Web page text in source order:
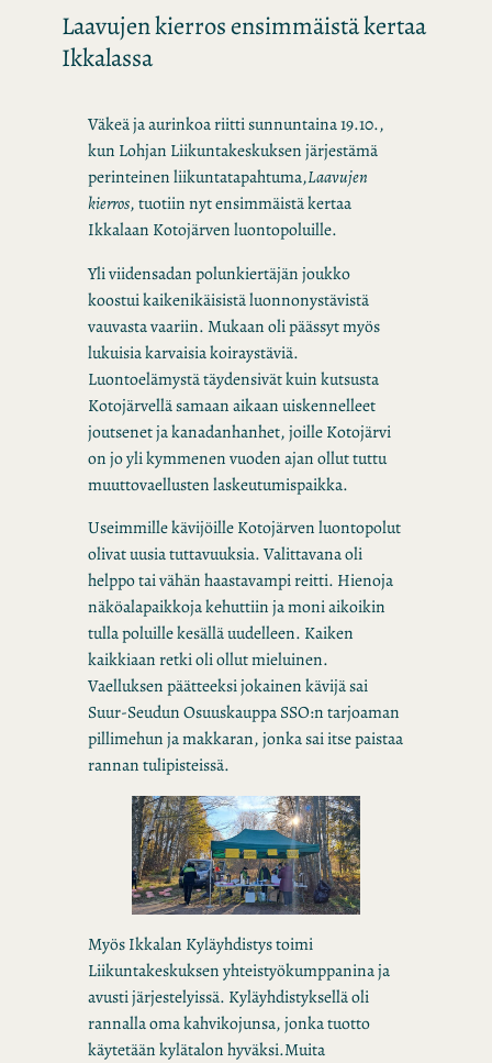
Laavujen kierros ensimmäistä kertaa
Ikkalassa
Väkeä ja aurinkoa riitti sunnuntaina 19.10.,
kun Lohjan Liikuntakeskuksen järjestämä
perinteinen liikuntatapahtuma,Laavujen
kierros, tuotiin nyt ensimmäistä kertaa
Ikkalaan Kotojärven luontopoluille.
Yli viidensadan polunkiertäjän joukko
koostui kaikenikäisistä luonnonystävistä
vauvasta vaariin. Mukaan oli päässyt myös
lukuisia karvaisia koiraystäviä.
Luontoelämystä täydensivät kuin kutsusta
Kotojärvellä samaan aikaan uiskennelleet
joutsenet ja kanadanhanhet, joille Kotojärvi
on jo yli kymmenen vuoden ajan ollut tuttu
muuttovaellusten laskeutumispaikka.
Useimmille kävijöille Kotojärven luontopolut
olivat uusia tuttavuuksia. Valittavana oli
helppo tai vähän haastavampi reitti. Hienoja
näköalapaikkoja kehuttiin ja moni aikoikin
tulla poluille kesällä uudelleen. Kaiken
kaikkiaan retki oli ollut mieluinen.
Vaelluksen päätteeksi jokainen kävijä sai
Suur-Seudun Osuuskauppa SSO:n tarjoaman
pillimehun ja makkaran, jonka sai itse paistaa
rannan tulipisteissä.
Myös Ikkalan Kyläyhdistys toimi
Liikuntakeskuksen yhteistyökumppanina ja
avusti järjestelyissä. Kyläyhdistyksellä oli
rannalla oma kahvikojunsa, jonka tuotto
käytetään kylätalon hyväksi.Muita